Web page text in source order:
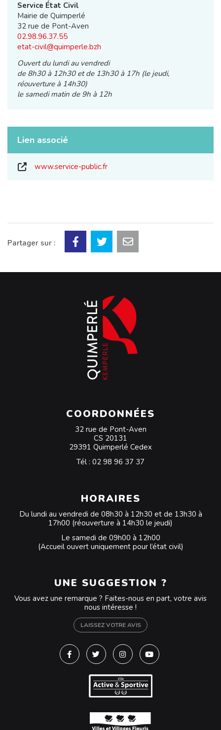
Service État Civil
Mairie de Quimperlé
32 rue de Pont-Aven
02.98.96.37.55
etat-civil@quimperle.bzh
Ouvert du lundi au vendredi
de 8h30 à 12h30 et de 13h30 à 17h (le jeudi,
réouverture à 14h30)
le samedi matin de 9h à 12h
Lien associé
www.service-public.fr
Partager sur :
COORDONNÉES
32 rue de Pont-Aven
CS 20131
29391 Quimperlé Cedex
Tél : 02 98 96 37 37
HORAIRES
Du lundi au vendredi de 08h30 à 12h30 et de 13h30 à
17h00 (réouverture à 14h30 le jeudi)
Le samedi de 09h00 à 12h00
(Accueil ouvert uniquement pour l’état civil)
UNE SUGGESTION ?
Vous avez une remarque ? Faites-nous en part, votre avis
nous intéresse !
LAISSEZ VOTRE AVIS
Lien vers le compte Facebook
Lien vers le compte Twitter
Lien vers le compte
Lien vers la chaîne